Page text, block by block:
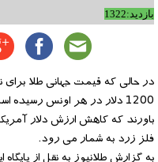
بازدید:1322
در حالی که قیمت جهانی طلا
1200 دلار در هر اونس
باورند که کاهش ارزش دلار
فلز زرد به شمار می رود.